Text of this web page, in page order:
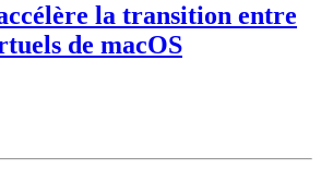
la transition entre
de macOS